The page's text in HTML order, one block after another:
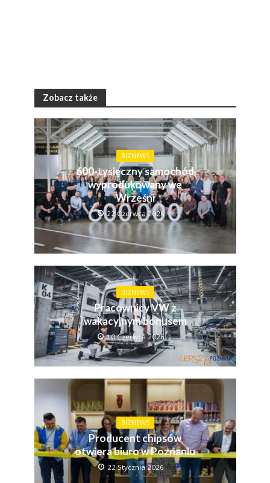
Zobacz także
BIZNEWS
600-tysięczny samochód
wyprodukowany we
Wrześni
22 Czerwca 2026
BIZNEWS
Pracownicy VW z
wakacyjnym bonusem
10 Czerwca 2026
BIZNEWS
Producent chipsów
otwiera biuro w Poznaniu
22 Stycznia 2026